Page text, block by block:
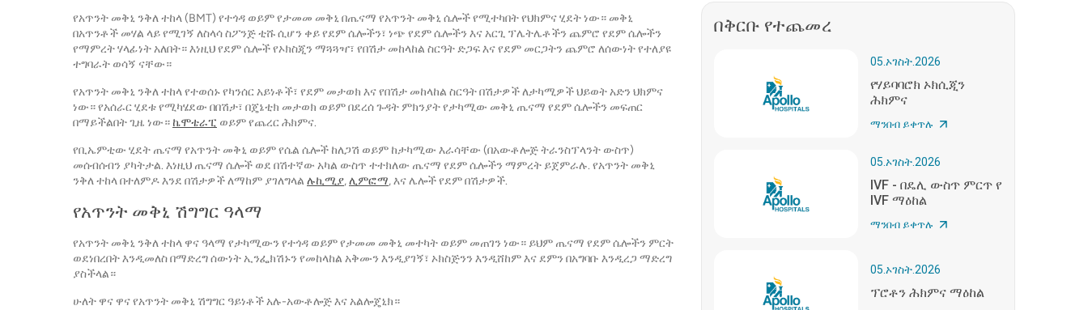
የአጥንት መቅኒ ንቅለ ተከላ (BMT) የተጎዳ ወይም የታመመ መቅኒ በጤናማ የአጥንት መቅኒ ሴሎች የሚተካበት የህክምና ሂደት ነው። መቅኒ
በአጥንቶች መሃል ላይ የሚገኝ ለስላሳ ስፖንጅ ቲሹ ሲሆን ቀይ የደም ሴሎችን፣ ነጭ የደም ሴሎችን እና አርጊ ፕሌትሌቶችን ጨምሮ የደም ሴሎችን
የማምረት ሃላፊነት አለበት። እነዚህ የደም ሴሎች የኦክስጂን ማጓጓዣ፣ የበሽታ መከላከል ስርዓት ድጋፍ እና የደም መርጋትን ጨምሮ ለሰውነት የተለያዩ
ተግባራት ወሳኝ ናቸው።
የአጥንት መቅኒ ንቅለ ተከላ የተወሰኑ የካንሰር አይነቶች፣ የደም መታወክ እና የበሽታ መከላከል ስርዓት በሽታዎች ለታካሚዎች ህይወት አድን ህክምና
ነው። የአሰራር ሂደቱ የሚካሄደው በበሽታ፣ በጄኔቲክ መታወክ ወይም በደረሰ ጉዳት ምክንያት የታካሚው መቅኒ ጤናማ የደም ሴሎችን መፍጠር
በማይችልበት ጊዜ ነው። ኬሞቴራፒ ወይም የጨረር ሕክምና.
የቢኤምቲው ሂደት ጤናማ የአጥንት መቅኒ ወይም የሴል ሴሎች ከለጋሽ ወይም ከታካሚው እራሳቸው (በአውቶሎጅ ትራንስፕላንት ውስጥ)
መሰብሰብን ያካትታል. እነዚህ ጤናማ ሴሎች ወደ በሽተኛው አካል ውስጥ ተተክለው ጤናማ የደም ሴሎችን ማምረት ይጀምራሉ. የአጥንት መቅኒ
ንቅለ ተከላ በተለምዶ እንደ በሽታዎች ለማከም ያገለግላል ሉኪሚያ,ሊምፎማ, እና ሌሎች የደም በሽታዎች.
የአጥንት መቅኒ ሽግግር ዓላማ
የአጥንት መቅኒ ንቅለ ተከላ ዋና ዓላማ የታካሚውን የተጎዳ ወይም የታመመ መቅኒ መተካት ወይም መጠገን ነው። ይህም ጤናማ የደም ሴሎችን ምርት
ወደነበረበት እንዲመለስ በማድረግ ሰውነት ኢንፌክሽኑን የመከላከል አቅሙን እንዲያገኝ፣ ኦክስጅንን እንዲሸከም እና ደምን በአግባቡ እንዲረጋ ማድረግ
ያስችላል።
ሁለት ዋና ዋና የአጥንት መቅኒ ሽግግር ዓይነቶች አሉ-አውቶሎጅ እና አልሎጄኒክ።
በቅርቡ የተጨመረ
05.ኦገስት.2026
የሃይባባሮክ ኦክሲጂን
ሕክምና
ማንበብ ይቀጥሉ
05.ኦገስት.2026
IVF - በዴሊ ውስጥ ምርጥ የ
IVF ማዕከል
ማንበብ ይቀጥሉ
05.ኦገስት.2026
ፕሮቶን ሕክምና ማዕከል